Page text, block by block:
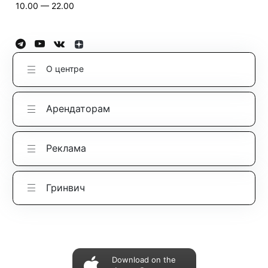
10.00 — 22.00
О центре
Арендаторам
Реклама
Гринвич
Download on the